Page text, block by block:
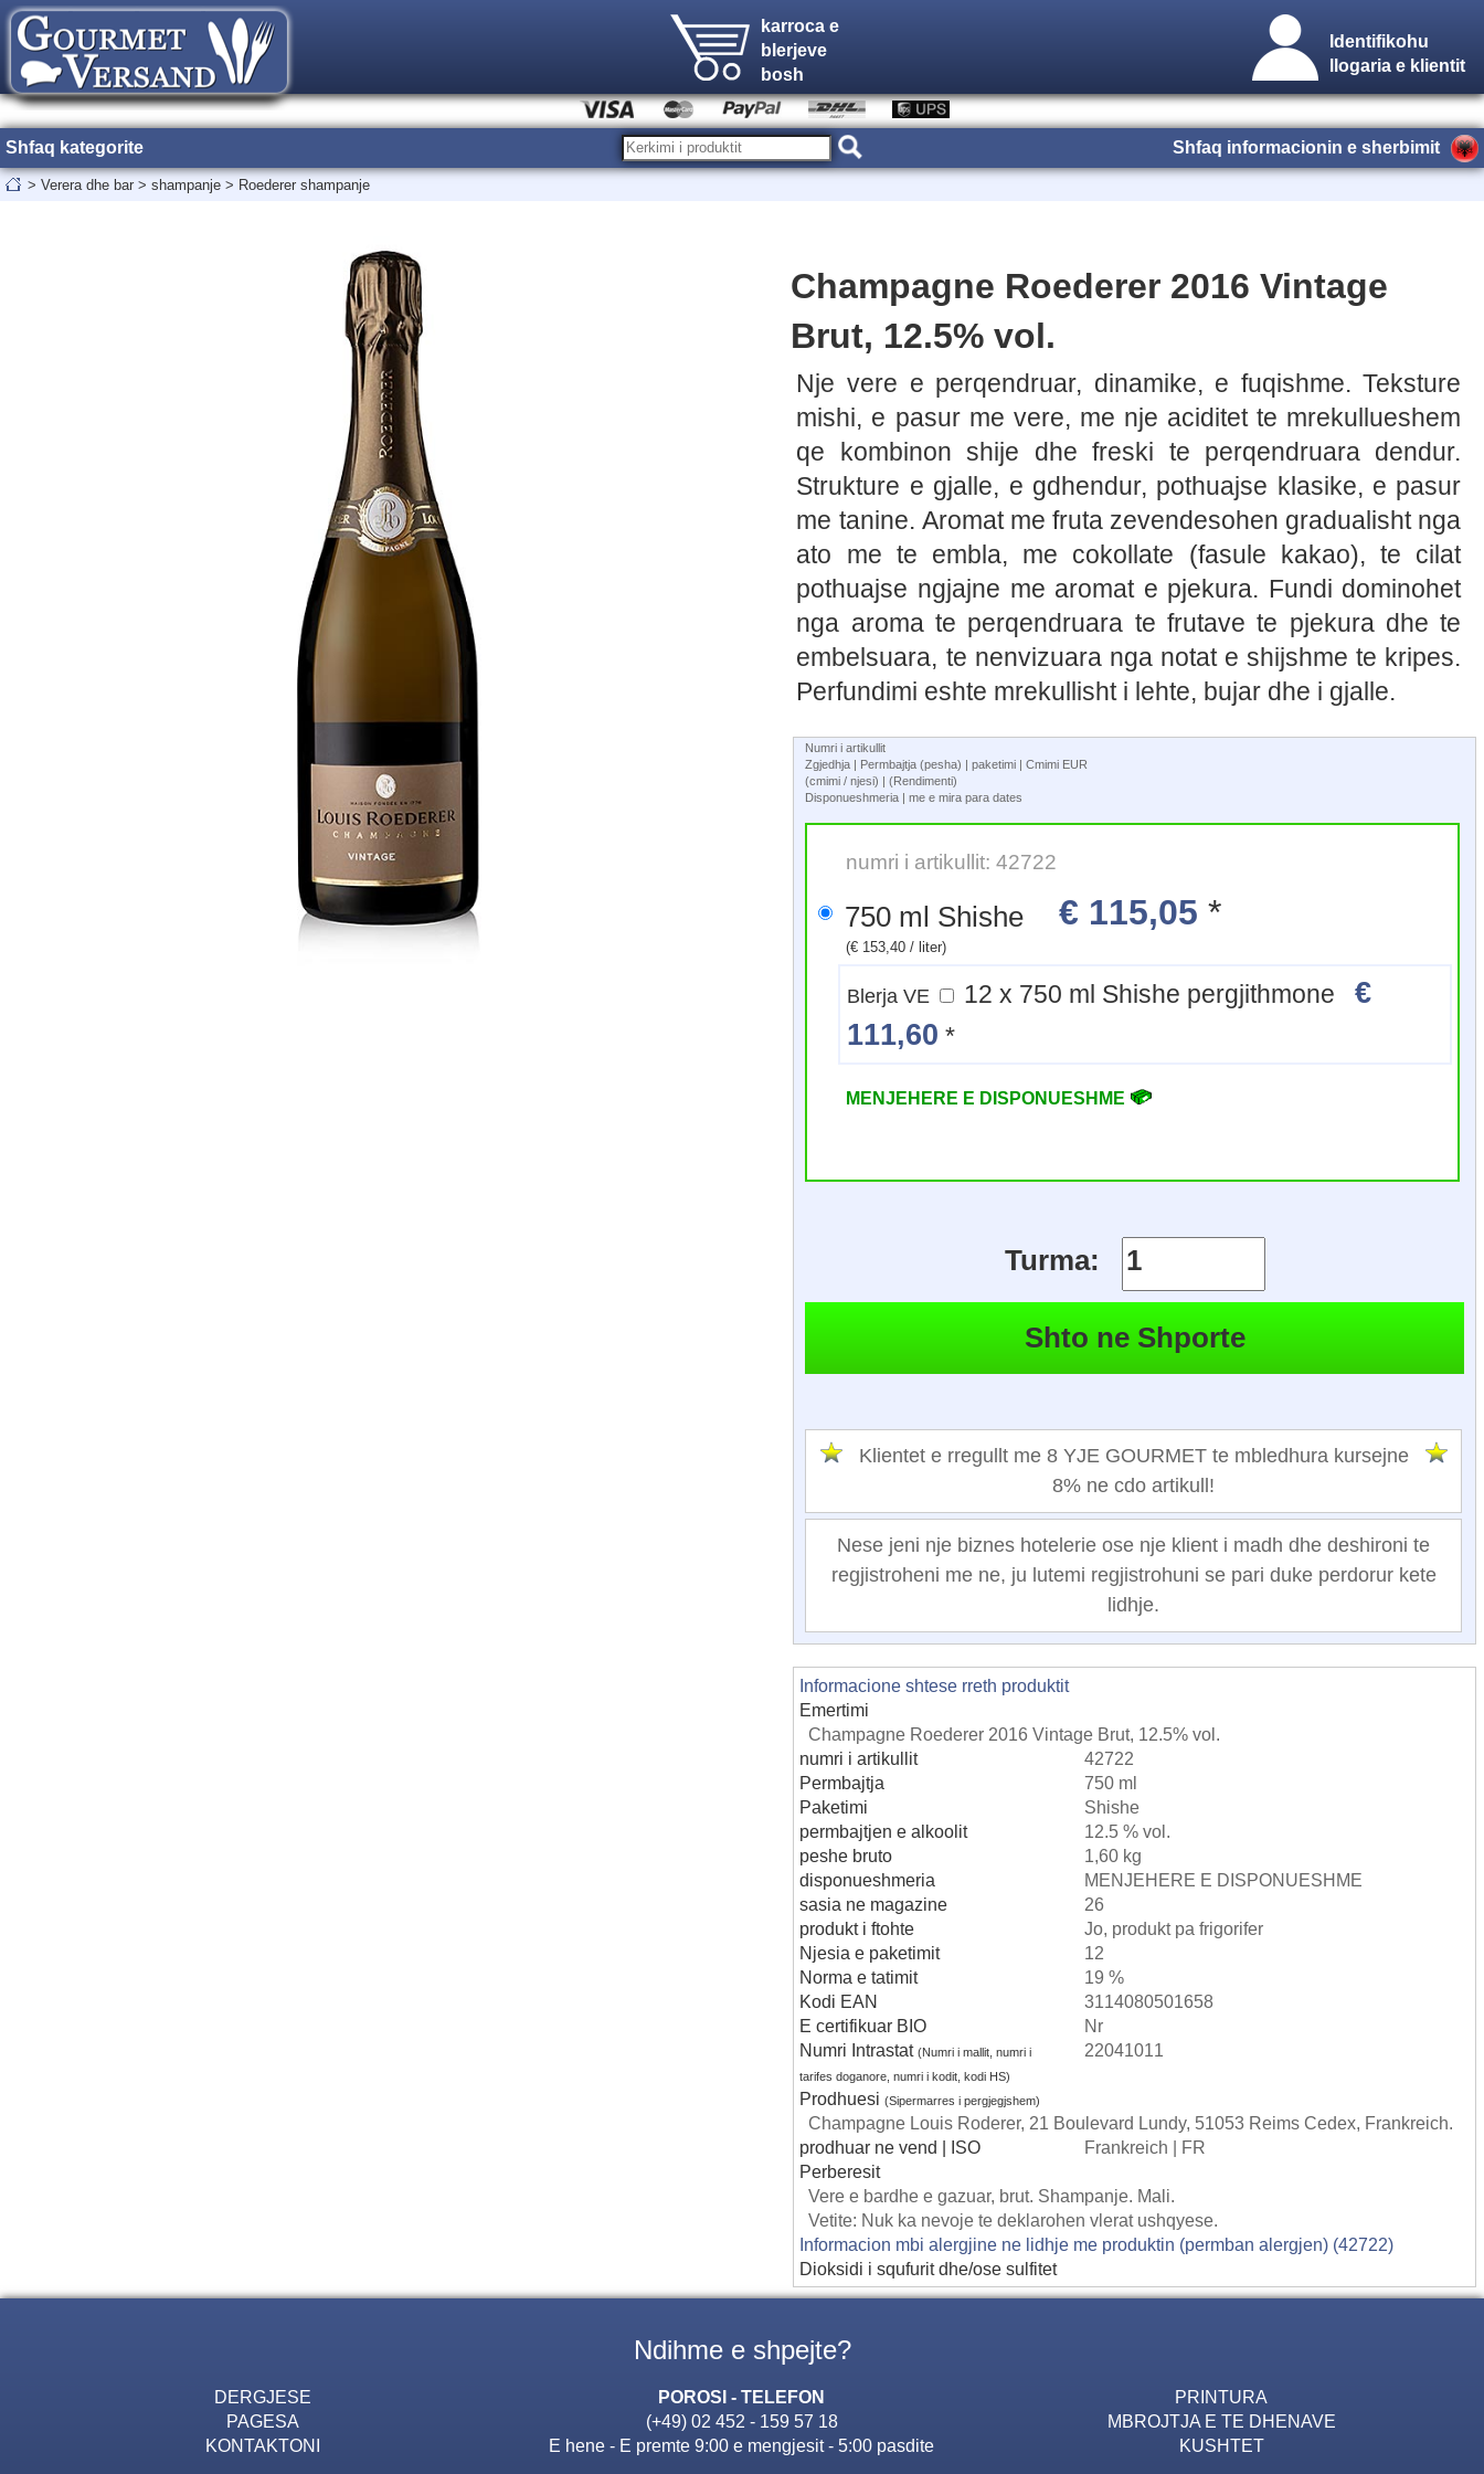
karroca e
blerjeve
bosh
Identifikohu
llogaria e klientit
Shfaq kategorite Shfaq informacionin e sherbimit
> Verera dhe bar > shampanje > Roederer shampanje
Champagne Roederer 2016 Vintage
Brut, 12.5% vol.
Nje vere e perqendruar, dinamike, e fuqishme. Teksture
mishi, e pasur me vere, me nje aciditet te mrekullueshem
qe kombinon shije dhe freski te perqendruara dendur.
Strukture e gjalle, e gdhendur, pothuajse klasike, e pasur
me tanine. Aromat me fruta zevendesohen gradualisht nga
ato me te embla, me cokollate (fasule kakao), te cilat
pothuajse ngjajne me aromat e pjekura. Fundi dominohet
nga aroma te perqendruara te frutave te pjekura dhe te
embelsuara, te nenvizuara nga notat e shijshme te kripes.
Perfundimi eshte mrekullisht i lehte, bujar dhe i gjalle.
Numri i artikullit
Zgjedhja | Permbajtja (pesha) | paketimi | Cmimi EUR
(cmimi / njesi) | (Rendimenti)
Disponueshmeria | me e mira para dates
numri i artikullit: 42722
750 ml Shishe € 115,05 *
(€ 153,40 / liter)
Blerja VE 12 x 750 ml Shishe pergjithmone €
111,60 *
MENJEHERE E DISPONUESHME
Turma:
Klientet e rregullt me 8 YJE GOURMET te mbledhura kursejne
8% ne cdo artikull!
Nese jeni nje biznes hotelerie ose nje klient i madh dhe deshironi te
regjistroheni me ne, ju lutemi regjistrohuni se pari duke perdorur kete
lidhje.
Informacione shtese rreth produktit
Emertimi
Champagne Roederer 2016 Vintage Brut, 12.5% vol.
numri i artikullit
42722
Permbajtja
750 ml
Paketimi
Shishe
permbajtjen e alkoolit
12.5 % vol.
peshe bruto
1,60 kg
disponueshmeria
MENJEHERE E DISPONUESHME
sasia ne magazine
26
produkt i ftohte
Jo, produkt pa frigorifer
Njesia e paketimit
12
Norma e tatimit
19 %
Kodi EAN
3114080501658
E certifikuar BIO
Nr
Numri Intrastat(Numri i mallit, numri i
tarifes doganore, numri i kodit, kodi HS)
22041011
Prodhuesi(Sipermarres i pergjegjshem)
Champagne Louis Roderer, 21 Boulevard Lundy, 51053 Reims Cedex, Frankreich.
prodhuar ne vend | ISO
Frankreich | FR
Perberesit
Vere e bardhe e gazuar, brut. Shampanje. Mali.
Vetite: Nuk ka nevoje te deklarohen vlerat ushqyese.
Informacion mbi alergjine ne lidhje me produktin (permban alergjen) (42722)
Dioksidi i squfurit dhe/ose sulfitet
Ndihme e shpejte?
DERGJESE
PAGESA
KONTAKTONI
POROSI - TELEFON
(+49) 02 452 - 159 57 18
E hene - E premte 9:00 e mengjesit - 5:00 pasdite
PRINTURA
MBROJTJA E TE DHENAVE
KUSHTET